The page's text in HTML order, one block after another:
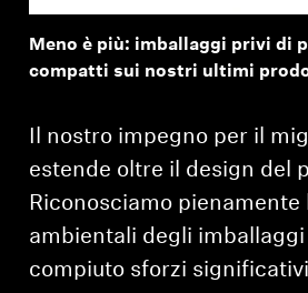
Meno è più: imballaggi privi di
compatti sui nostri ultimi
Il nostro impegno per il
estende oltre il design del
Riconosciamo
ambientali degli
compiuto sforzi